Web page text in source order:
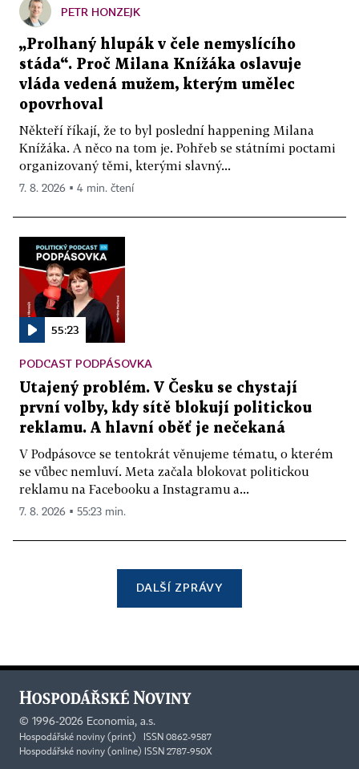
PETR HONZEJK
„Prolhaný hlupák v čele nemyslícího
stáda“. Proč Milana Knížáka oslavuje
vláda vedená mužem, kterým umělec
opovrhoval
Někteří říkají, že to byl poslední happening Milana
Knížáka. A něco na tom je. Pohřeb se státními poctami
organizovaný těmi, kterými slavný...
7. 8. 2026 ▪ 4 min. čtení
55:23
PODCAST PODPÁSOVKA
Utajený problém. V Česku se chystají
první volby, kdy sítě blokují politickou
reklamu. A hlavní oběť je nečekaná
V Podpásovce se tentokrát věnujeme tématu, o kterém
se vůbec nemluví. Meta začala blokovat politickou
reklamu na Facebooku a Instagramu a...
7. 8. 2026 ▪ 55:23 min.
DALŠÍ ZPRÁVY
© 1996-2026 Economia, a.s.
Hospodářské noviny (print) ISSN 0862-9587
Hospodářské noviny (online) ISSN 2787-950X